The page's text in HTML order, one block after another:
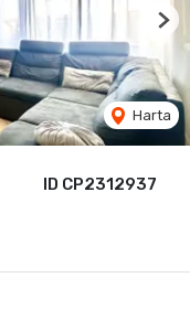
ID CP2312937
Harta